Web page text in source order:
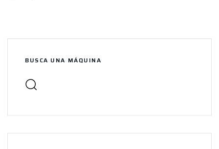
BUSCA UNA MÁQUINA